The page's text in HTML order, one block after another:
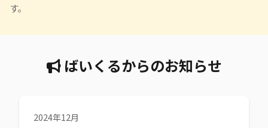
ばいくるからのお知らせ
2024年12月
す。